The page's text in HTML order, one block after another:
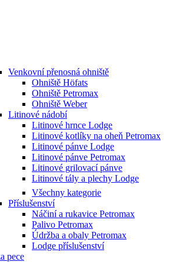
Venkovní přenosná ohniště
Ohniště Höfats
Ohniště Petromax
Ohniště Weber
Litinové nádobí
Litinové hrnce Lodge
Litinové kotlíky na oheň Petromax
Litinové pánve Lodge
Litinové pánve Petromax
Litinové grilovací pánve
Litinové tály a plechy Lodge
Všechny kategorie
Příslušenství
Náčiní a rukavice Petromax
Palivo Petromax
Údržba a obaly Petromax
Lodge příslušenství
pece